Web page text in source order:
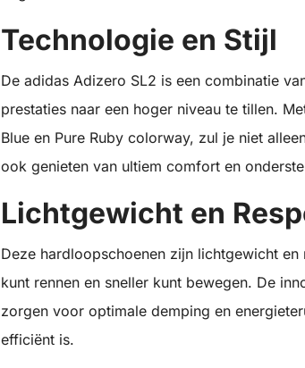
Technologie en Stijl
De adidas Adizero SL2 is een combinatie
prestaties naar een hoger niveau te tillen.
Blue en Pure Ruby colorway, zul je niet
ook genieten van ultiem comfort en
Lichtgewicht en
Deze hardloopschoenen zijn lichtgewicht
kunt rennen en sneller kunt bewegen. De
zorgen voor optimale demping en
efficiënt is.